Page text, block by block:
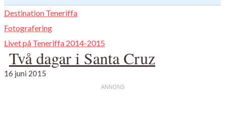
Destination Teneriffa
Fotografering
Livet på Teneriffa 2014-2015
Två dagar i Santa Cruz
16 juni 2015